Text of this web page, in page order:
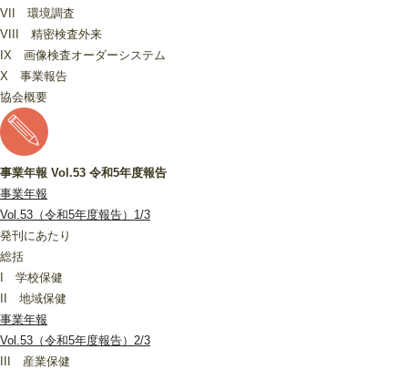
VII 環境調査
VIII 精密検査外来
IX 画像検査オーダーシステム
X 事業報告
協会概要
事業年報 Vol.53 令和5年度報告
事業年報
Vol.53（令和5年度報告）1/3
発刊にあたり
総括
I 学校保健
II 地域保健
事業年報
Vol.53（令和5年度報告）2/3
III 産業保健